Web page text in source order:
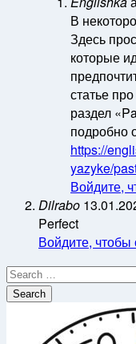
В
Здесь
которые
статье
раздел
подробно
https://
yazyke/
Войдите,
Dilrabo
Perfect
Войдите, чтобы
Search
for: